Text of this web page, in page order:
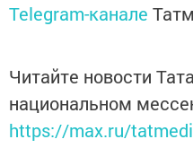
Telegram-канале
Читайте новости
национальном
https://max.ru/